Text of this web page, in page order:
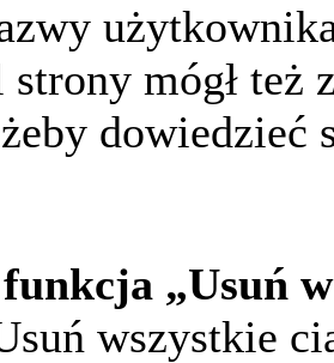
strony mógł
dowiedzieć
„Usuń
wszystkie